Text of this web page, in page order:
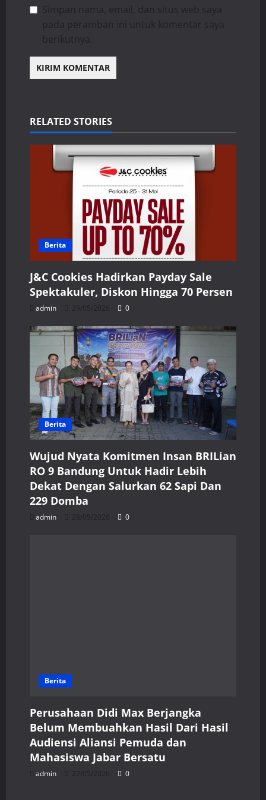
Simpan nama, email, dan situs web saya
pada peramban ini untuk komentar saya
berikutnya.
RELATED STORIES
Berita
J&C Cookies Hadirkan Payday Sale
Spektakuler, Diskon Hingga 70 Persen
admin 29/05/2026 0
Berita
Wujud Nyata Komitmen Insan BRILian
RO 9 Bandung Untuk Hadir Lebih
Dekat Dengan Salurkan 62 Sapi Dan
229 Domba
admin 28/05/2026 0
Berita
Perusahaan Didi Max Berjangka
Belum Membuahkan Hasil Dari Hasil
Audiensi Aliansi Pemuda dan
Mahasiswa Jabar Bersatu
admin 27/05/2026 0